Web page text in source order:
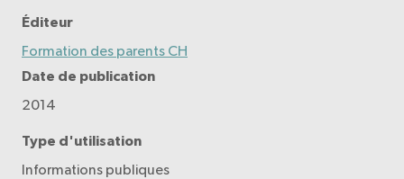
Éditeur
Formation des parents CH
Date de publication
2014
Type d'utilisation
Informations publiques